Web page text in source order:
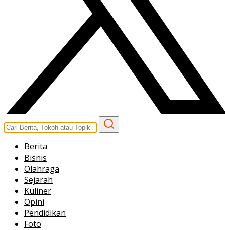
Berita
Bisnis
Olahraga
Sejarah
Kuliner
Opini
Pendidikan
Foto